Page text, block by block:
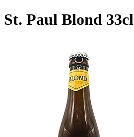
St. Paul Blond 33cl